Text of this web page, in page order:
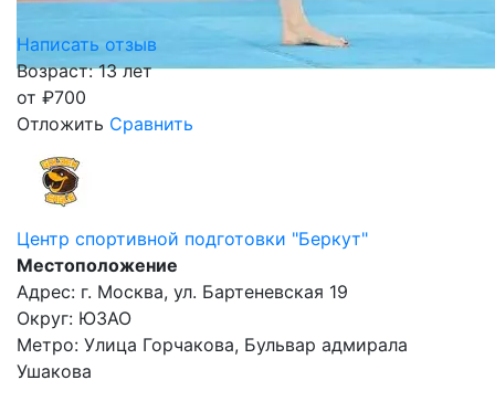
Написать отзыв
Возраст: 13 лет
от ₽700
Отложить Сравнить
Центр спортивной подготовки "Беркут"
Местоположение
Адрес: г. Москва, ул. Бартеневская 19
Округ: ЮЗАО
Метро: Улица Горчакова, Бульвар адмирала
Ушакова